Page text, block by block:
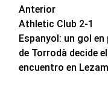
de
entradas
Anterior
Athletic Club 2-1
Espanyol: un gol en
de Torrodà decide el
encuentro en